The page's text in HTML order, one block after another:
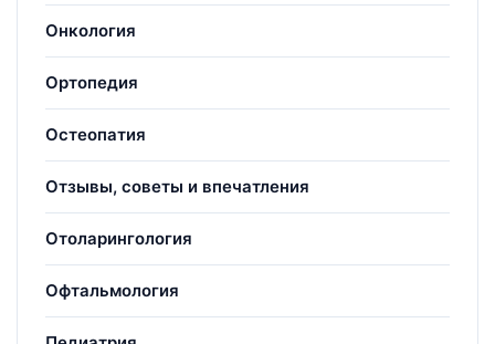
Онкология
Ортопедия
Остеопатия
Отзывы, советы и впечатления
Отоларингология
Офтальмология